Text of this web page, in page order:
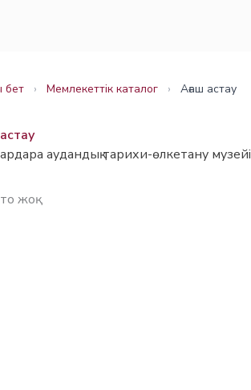
бет › Мемлекеттік каталог › Ағаш астау
аудандық тарихи-өлкетану музейі